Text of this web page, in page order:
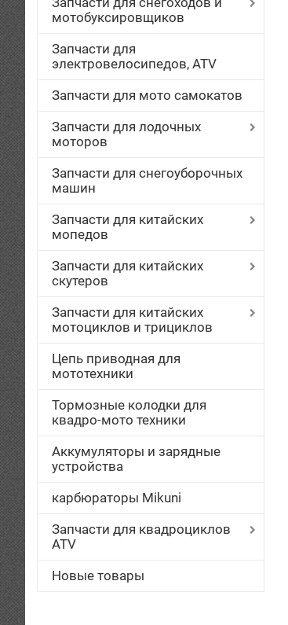
мотобуксировщиков
Запчасти для
электровелосипедов, ATV
Запчасти для мото самокатов
Запчасти для лодочных
моторов
Запчасти для снегоуборочных
машин
Запчасти для китайских
мопедов
Запчасти для китайских
скутеров
Запчасти для китайских
мотоциклов и трициклов
Цепь приводная для
мототехники
Тормозные колодки для
квадро-мото техники
Аккумуляторы и зарядные
устройства
карбюраторы Mikuni
Запчасти для квадроциклов
ATV
Новые товары